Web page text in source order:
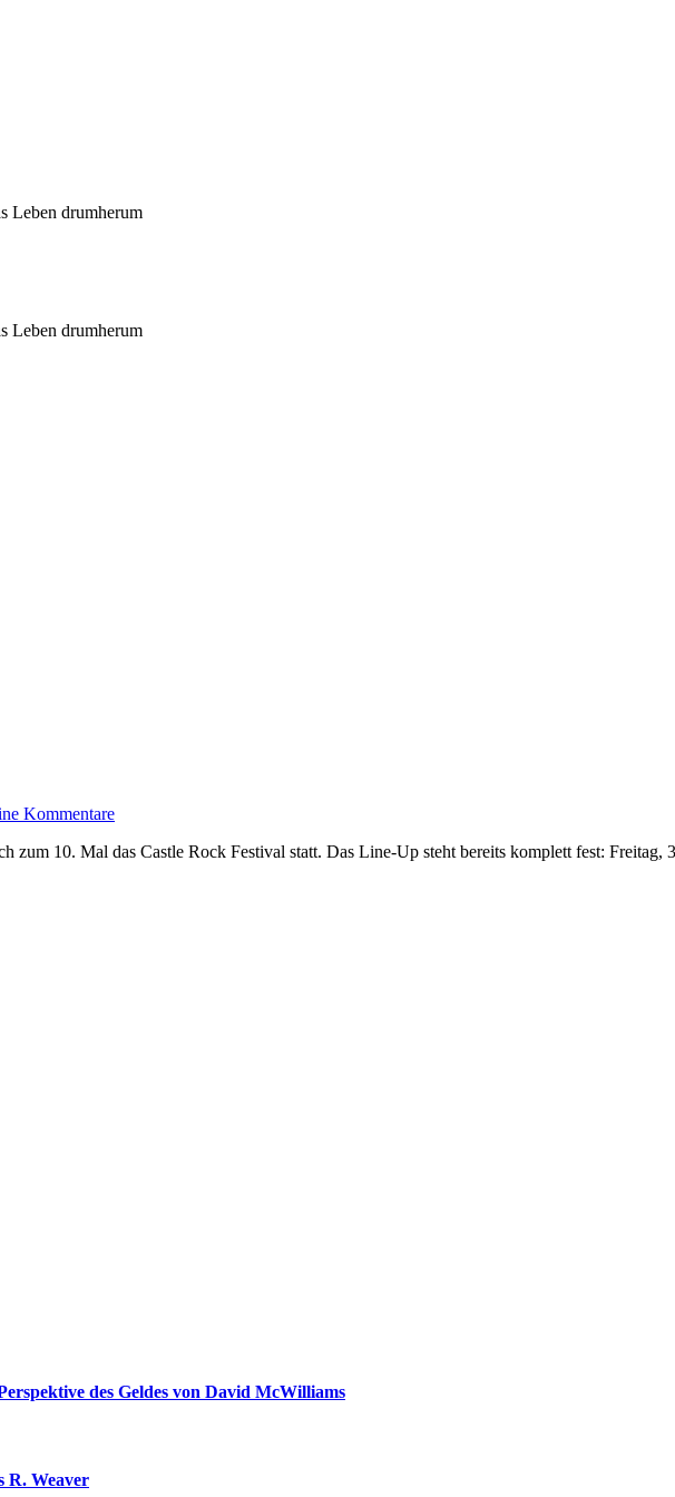
Leben drumherum
Leben drumherum
Kommentare
zum 10. Mal das Castle Rock Festival statt. Das Line-Up steht bereits komplett fest:
des Geldes von David McWilliams
R. Weaver